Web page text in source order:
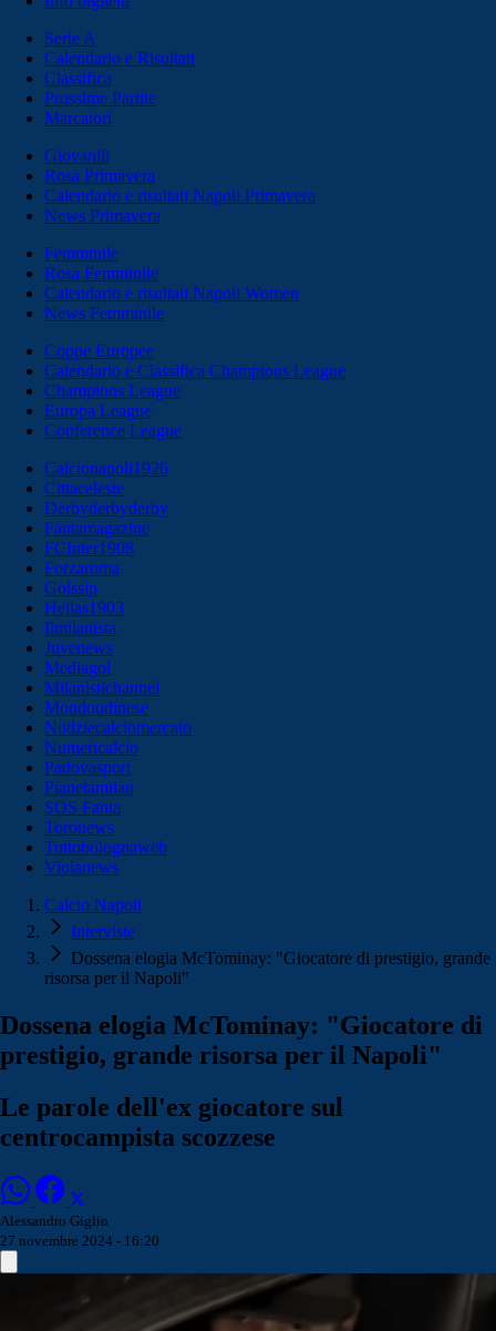
Serie A
Calendario e Risultati
Classifica
Prossime Partite
Marcatori
Giovanili
Rosa Primavera
Calendario e risultati Napoli Primavera
News Primavera
Femminile
Rosa Femminile
Calendario e risultati Napoli Women
News Femminile
Coppe Europee
Calendario e Classifica Champions League
Champions League
Europa League
Conference League
Calcionapoli1926
Cittaceleste
Derbyderbyderby
Fantamagazine
FCInter1908
Forzaroma
Golssip
Hellas1903
Ilmilanista
Juvenews
Mediagol
Milanistichannel
Mondoudinese
Notiziecalciomercato
Numericalcio
Padovasport
Pianetamilan
SOS Fanta
Toronews
Tuttobolognaweb
Violanews
Calcio Napoli
Interviste
Dossena elogia McTominay: "Giocatore di prestigio, grande
risorsa per il Napoli"
Dossena elogia McTominay: "Giocatore di
prestigio, grande risorsa per il Napoli"
Le parole dell'ex giocatore sul
centrocampista scozzese
Alessandro Giglio
27 novembre 2024 - 16:20